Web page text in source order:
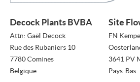
VIDÉOS NOUVEAUTÉS
NOUVEAUTÉS 2026
PHOTOS
Decock Plants BVBA
Attn: Gaël Decock
Rue des Rubaniers 10
7780 Comines
Belgique
Site
FN
3641 PV
Pays-Bas